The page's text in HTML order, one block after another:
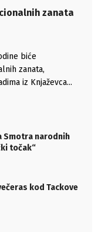
zanata
biće
zanata,
iz Knjaževca...
Smotra narodnih
točak“
kod Tackove